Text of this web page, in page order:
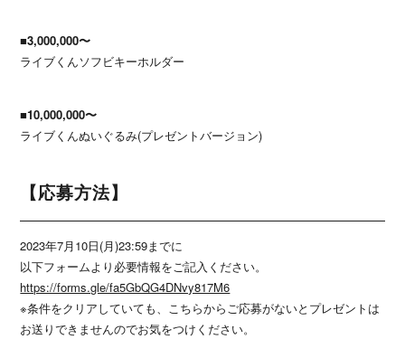
■3,000,000〜
ライブくんソフビキーホルダー
■10,000,000〜
ライブくんぬいぐるみ(プレゼントバージョン)
【応募方法】
2023年7月10日(月)23:59までに
以下フォームより必要情報をご記入ください。
https://forms.gle/fa5GbQG4DNvy817M6
※条件をクリアしていても、こちらからご応募がないとプレゼントは
お送りできませんのでお気をつけください。